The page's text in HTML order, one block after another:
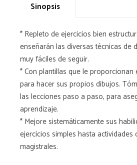
Sinopsis
* Repleto de ejercicios bien
enseñarán las diversas técnicas de
muy fáciles de seguir.
* Con plantillas que le
para hacer sus propios dibujos.
las lecciones paso a paso, para
aprendizaje.
* Mejore sistemáticamente sus
ejercicios simples hasta actividades
magistrales.